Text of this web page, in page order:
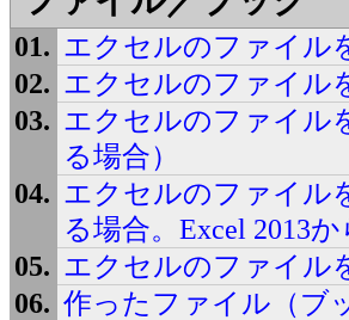
エクセルのファイル
エクセルのファイル
エクセルのファイル
る場合）
エクセルのファイル
る場合。Excel 2013か
エクセルのファイル
作ったファイル（ブ